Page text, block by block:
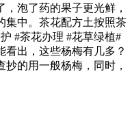
泡了药的果子更光鲜，
集中。茶花配方土按照茶
#茶花办理 #花草绿植#
出，这些杨梅有几多？
的用一般杨梅，同时，